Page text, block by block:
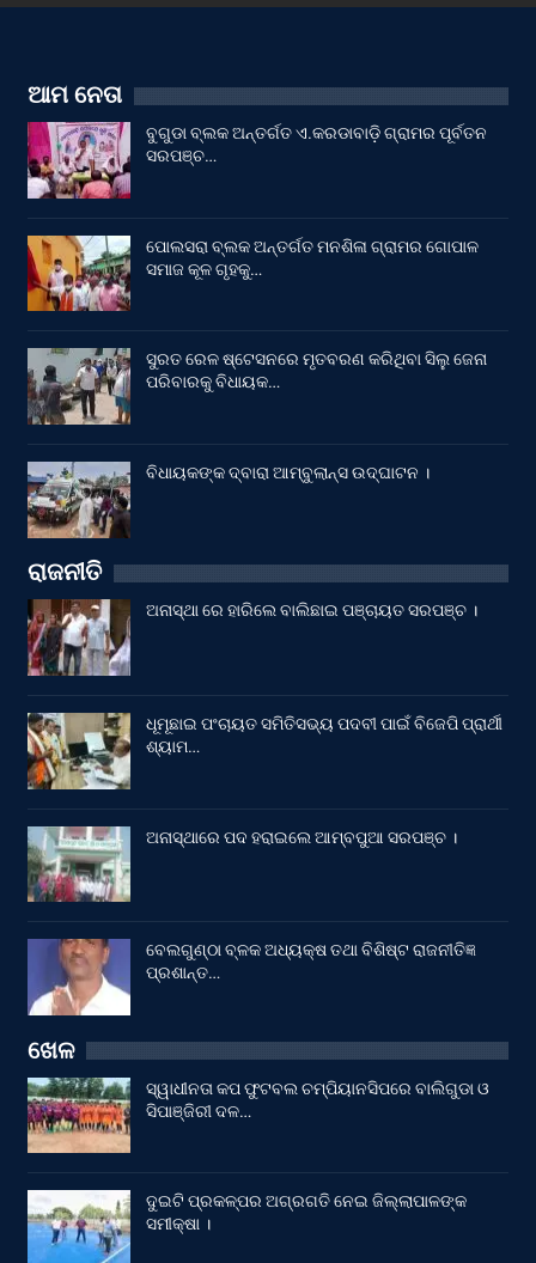
ଆମ ନେତା
ବୁଗୁଡା ବ୍ଲକ ଅନ୍ତର୍ଗତ ଏ.କରଡାବାଡ଼ି ଗ୍ରାମର ପୂର୍ବତନ
ସରପଞ୍ଚ…
ପୋଲସରା ବ୍ଲକ ଅନ୍ତର୍ଗତ ମନଶିଳା ଗ୍ରାମର ଗୋପାଳ
ସମାଜ କୂଳ ଗୃହକୁ…
ସୁରତ ରେଳ ଷ୍ଟେସନରେ ମୃତବରଣ କରିଥିବା ସିଲୁ ଜେନା
ପରିବାରକୁ ବିଧାୟକ…
ବିଧାୟକଙ୍କ ଦ୍ବାରା ଆମ୍ବୁଲାନ୍ସ ଉଦ୍‌ଘାଟନ ।
ରାଜନୀତି
ଅନାସ୍ଥା ରେ ହାରିଲେ ବାଲିଛାଇ ପଞ୍ଚାୟତ ସରପଞ୍ଚ ।
ଧୂମୂଛାଇ ପଂଚାୟତ ସମିତିସଭ୍ୟ ପଦବୀ ପାଇଁ ବିଜେପି ପ୍ରାର୍ଥୀ
ଶ୍ୟାମ…
ଅନାସ୍ଥାରେ ପଦ ହରାଇଲେ ଆମ୍ବପୁଆ ସରପଞ୍ଚ ।
ବେଲଗୁଣ୍ଠା ବ୍ଳକ ଅଧ୍ୟକ୍ଷ ତଥା ବିଶିଷ୍ଟ ରାଜନୀତିଜ୍ଞ
ପ୍ରଶାନ୍ତ…
ଖେଳ
ସ୍ୱାଧୀନତା କପ ଫୁଟବଲ ଚମ୍ପିୟାନସିପରେ ବାଲିଗୁଡା ଓ
ସିପାଞ୍ଜିରୀ ଦଳ…
ଦୁଇଟି ପ୍ରକଳ୍ପର ଅଗ୍ରଗତି ନେଇ ଜିଲ୍ଲାପାଳଙ୍କ
ସମୀକ୍ଷା ।